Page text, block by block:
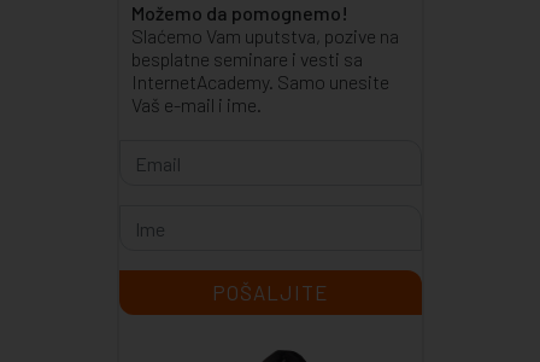
Možemo da pomognemo!
Slaćemo Vam uputstva, pozive na
besplatne seminare i vesti sa
InternetAcademy. Samo unesite
Vaš e-mail i ime.